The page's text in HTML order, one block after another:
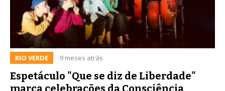
RIO VERDE 9 meses atrás
Espetáculo "Que se diz de Liberdade"
marca celebrações da Consciência